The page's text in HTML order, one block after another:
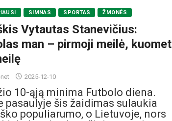
SIMNAS SPORTAS ŽMONĖS
Vytautas Stanevičius:
man – pirmoji meilė, kuomet
2025-12-10
10-ąją minima Futbolo diena.
pasaulyje šis žaidimas sulaukia
populiarumo, o Lietuvoje, nors